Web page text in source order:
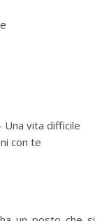
Una vita difficile
con te